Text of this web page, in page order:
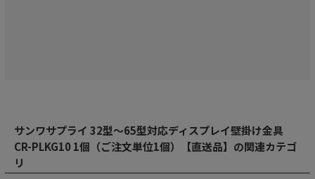
サンワサプライ 32型～65型対応ディスプレイ壁掛け金具
CR-PLKG10 1個（ご注文単位1個）【直送品】の関連カテゴ
リ